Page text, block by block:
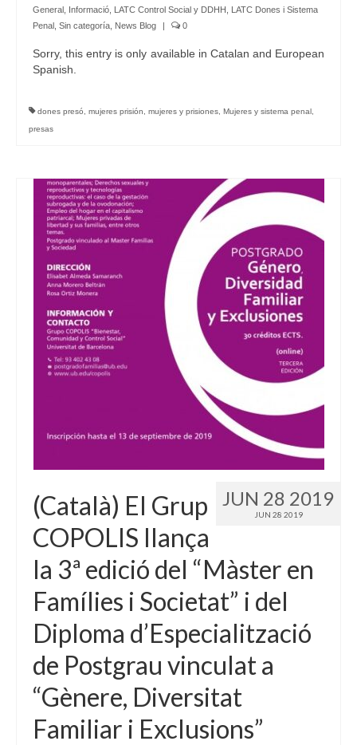
General Informació LATC Control Social y DDHH
LATC Dones i Sistema
Penal Sin categoría News Blog | 0
Sorry, this entry is only available in Catalan and European
Spanish.
dones presó mujeres prisión mujeres y prisiones Mujeres y sistema penal
presas
JUN 28 2019
JUN 28 2019
(Català) El Grup
COPOLIS llança
la 3ª edició del “Màster en
Famílies i Societat” i del
Diploma d’Especialització
de Postgrau vinculat a
“Gènere, Diversitat
Familiar i Exclusions”